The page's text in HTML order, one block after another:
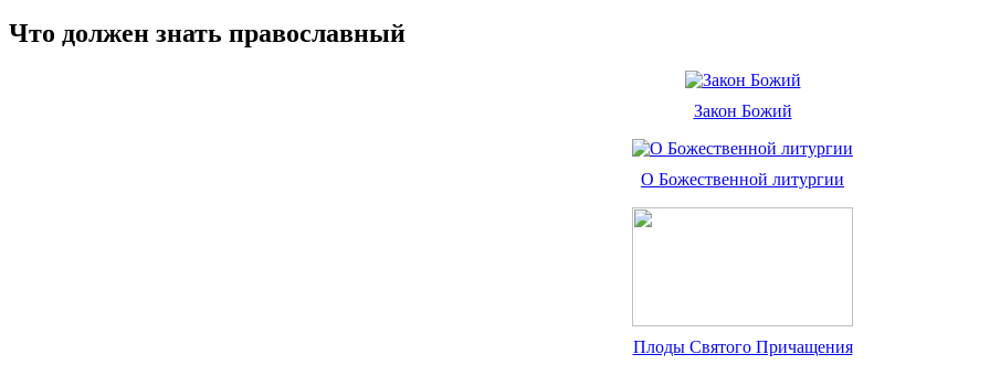
Что должен знать православный
Закон Божий
О Божественной литургии
Плоды Святого Причащения